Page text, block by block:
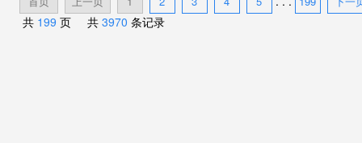
共 199 页 共 3970 条记录